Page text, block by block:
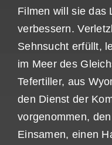
Filmen will sie das
verbessern.
Sehnsucht erfüllt,
im Meer des
Tefertiller, aus
den Dienst der
vorgenommen,
Einsamen, einen